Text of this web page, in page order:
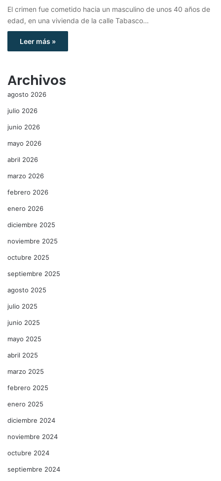
El crimen fue cometido hacia un masculino de unos 40 años de
edad, en una vivienda de la calle Tabasco…
Leer más »
Archivos
agosto 2026
julio 2026
junio 2026
mayo 2026
abril 2026
marzo 2026
febrero 2026
enero 2026
diciembre 2025
noviembre 2025
octubre 2025
septiembre 2025
agosto 2025
julio 2025
junio 2025
mayo 2025
abril 2025
marzo 2025
febrero 2025
enero 2025
diciembre 2024
noviembre 2024
octubre 2024
septiembre 2024